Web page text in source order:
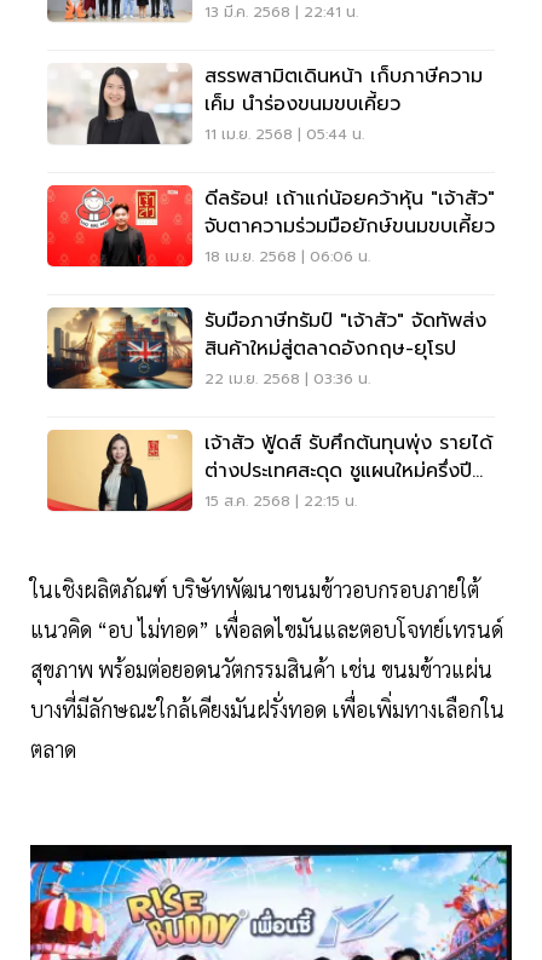
13 มี.ค. 2568 | 22:41 น.
สรรพสามิตเดินหน้า เก็บภาษีความ
เค็ม นำร่องขนมขบเคี้ยว
11 เม.ย. 2568 | 05:44 น.
ดีลร้อน! เถ้าแก่น้อยคว้าหุ้น "เจ้าสัว"
จับตาความร่วมมือยักษ์ขนมขบเคี้ยว
18 เม.ย. 2568 | 06:06 น.
รับมือภาษีทรัมป์ "เจ้าสัว" จัดทัพส่ง
สินค้าใหม่สู่ตลาดอังกฤษ-ยุโรป
22 เม.ย. 2568 | 03:36 น.
เจ้าสัว ฟู้ดส์ รับศึกต้นทุนพุ่ง รายได้
ต่างประเทศสะดุด ชูแผนใหม่ครึ่งปี
หลัง
15 ส.ค. 2568 | 22:15 น.
ในเชิงผลิตภัณฑ์ บริษัทพัฒนาขนมข้าวอบกรอบภายใต้
แนวคิด “อบ ไม่ทอด” เพื่อลดไขมันและตอบโจทย์เทรนด์
สุขภาพ พร้อมต่อยอดนวัตกรรมสินค้า เช่น ขนมข้าวแผ่น
บางที่มีลักษณะใกล้เคียงมันฝรั่งทอด เพื่อเพิ่มทางเลือกใน
ตลาด